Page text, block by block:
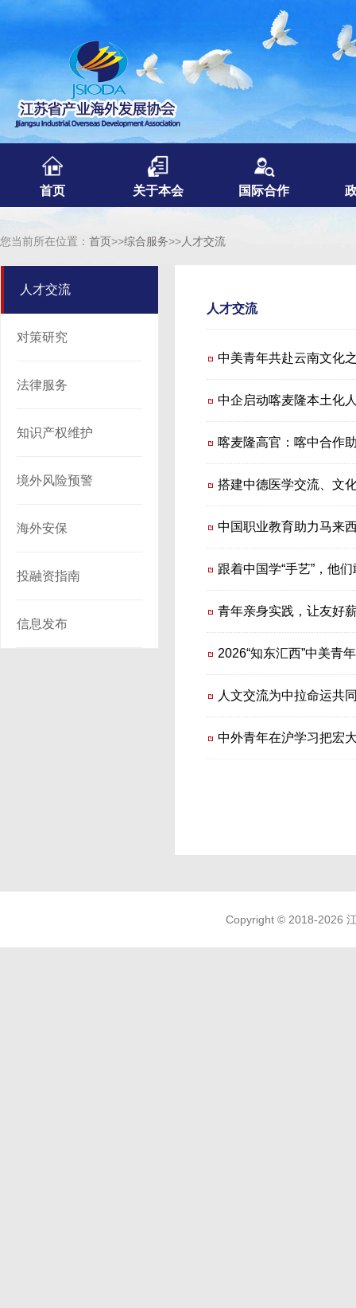
首页 关于本会 国际合作
您当前所在位置： 首页>>综合服务>>人才交流
人才交流
对策研究
法律服务
知识产权维护
境外风险预警
海外安保
投融资指南
信息发布
人才交流
中美青年共赴云南文化
中企启动喀麦隆本土化
喀麦隆高官：喀中合作
搭建中德医学交流、文
中国职业教育助力马来
跟着中国学“手艺”，他
青年亲身实践，让友好
2026“知东汇西”中美青
人文交流为中拉命运共
中外青年在沪学习把宏
Copyright © 2018-2026